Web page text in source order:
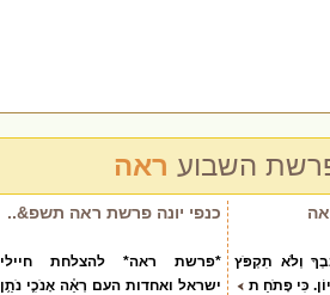
השבוע ראה
וְלֹא תִקְפֹּץ
כִּי פָתֹחַ ת
כנפי יונה פרשת ראה תשפ&..
*פרשת ראה* להצלחת חיילי
ישראל ואחדות העם רְאֵ֗ה אָנֹכִ֛י נֹתֵ֥ן